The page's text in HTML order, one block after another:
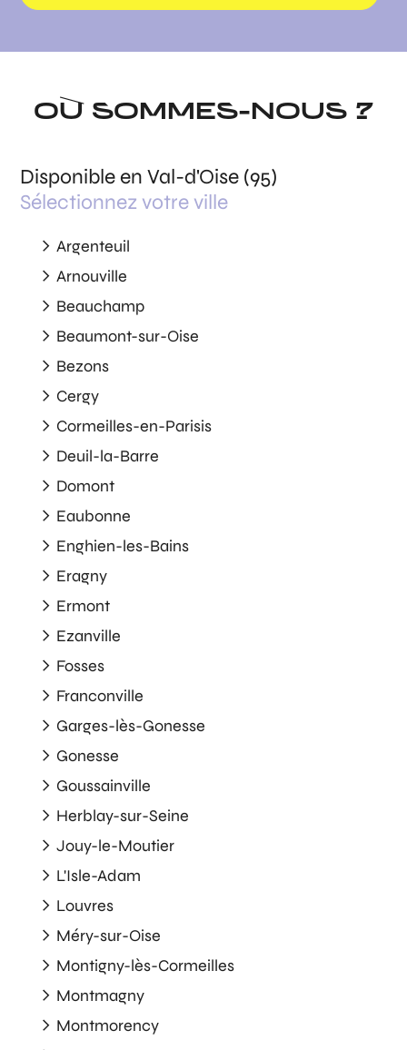
OÙ SOMMES-NOUS ?
Disponible en Val-d'Oise (95)
Sélectionnez votre ville
Argenteuil
Arnouville
Beauchamp
Beaumont-sur-Oise
Bezons
Cergy
Cormeilles-en-Parisis
Deuil-la-Barre
Domont
Eaubonne
Enghien-les-Bains
Eragny
Ermont
Ezanville
Fosses
Franconville
Garges-lès-Gonesse
Gonesse
Goussainville
Herblay-sur-Seine
Jouy-le-Moutier
L'Isle-Adam
Louvres
Méry-sur-Oise
Montigny-lès-Cormeilles
Montmagny
Montmorency